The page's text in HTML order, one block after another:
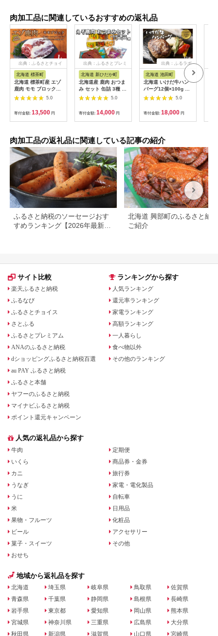
肉加工品に関連しているおすすめの返礼品
出典：ふるさとチョイ
北海道 標茶町
北海道 標茶町産 エゾ
鹿肉 モモ ブロック
1kg【 肉 にく 鹿肉 ジ
ビエ BBQ バーベキュ
ー グルメ ヘルシー 高
タンパク 標茶町 北海
道 】
5.0
寄付金額: 13,500 円
出典：ふるさとプレミ
アム
北海道 新ひだか町
北海道産 鹿肉 おつま
み セット 缶詰 3種 計
6缶 ＆ ジャーキー 1
5.0
寄付金額: 14,000 円
出典：ふるラボ
北海道 池田町
北海道 いけだ牛ハン
バーグ12個×100g 計
1200g 冷凍 小分け 池
田牛 テレビで紹介 ブ
ランド牛 牛肉 お肉 北
海道牛 国産 ハンバー
グ 牛肉100％
5.0
寄付金額: 18,000 円
肉加工品の返礼品に関連している記事の紹介
ふるさと納税のソーセージおす
すめランキング【2026年最新
北海道 興部町のふるさと納
ご紹介
サイト比較
楽天ふるさと納税
ふるなび
ふるさとチョイス
さとふる
ふるさとプレミアム
ANAのふるさと納税
dショッピングふるさと納税百選
au PAY ふるさと納税
ふるさと本舗
ヤフーのふるさと納税
マイナビふるさと納税
ポイント還元キャンペーン
ランキングから探す
人気ランキング
還元率ランキング
家電ランキング
高額ランキング
一人暮らし
食べ物以外
その他のランキング
人気の返礼品から探す
牛肉
いくら
カニ
うなぎ
うに
米
果物・フルーツ
ビール
菓子・スイーツ
おせち
定期便
商品券・金券
旅行券
家電・電化製品
自転車
日用品
化粧品
アクセサリー
その他
地域から返礼品を探す
北海道
青森県
岩手県
宮城県
秋田県
埼玉県
千葉県
東京都
神奈川県
新潟県
岐阜県
静岡県
愛知県
三重県
滋賀県
鳥取県
島根県
岡山県
広島県
山口県
佐賀県
長崎県
熊本県
大分県
宮崎県